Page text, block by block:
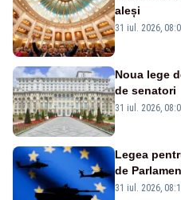
aleși
31 iul. 2026,
Noua lege
de senatori
31 iul. 2026,
Legea
de
31 iul. 2026,